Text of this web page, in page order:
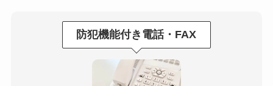
防犯機能付き 電話・FAX